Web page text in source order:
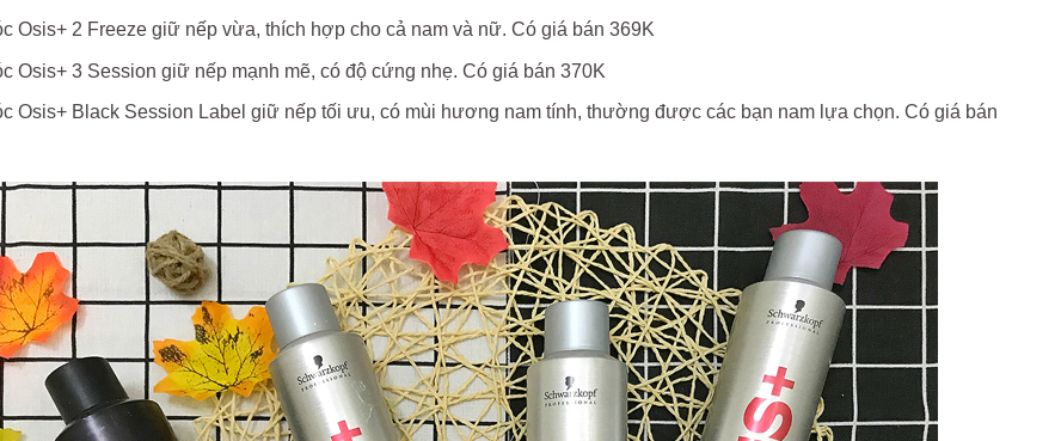
Osis+ 2 Freeze giữ nếp vừa, thích hợp cho cả nam và nữ. Có giá bán 369K
Osis+ 3 Session giữ nếp mạnh mẽ, có độ cứng nhẹ. Có giá bán 370K
Osis+ Black Session Label giữ nếp tối ưu, có mùi hương nam tính, thường được các bạn nam lựa chọn. Có giá bán